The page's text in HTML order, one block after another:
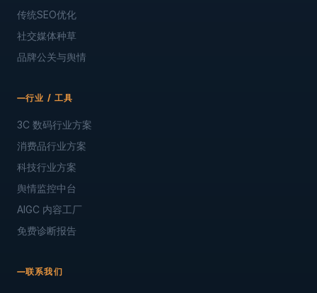
传统SEO优化
社交媒体种草
品牌公关与舆情
行业 / 工具
3C 数码行业方案
消费品行业方案
科技行业方案
舆情监控中台
AIGC 内容工厂
免费诊断报告
联系我们